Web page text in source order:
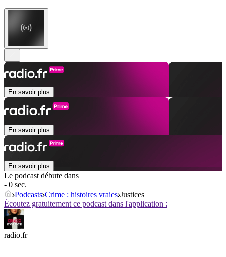
En savoir plus
En savoir plus
En savoir plus
Le podcast débute dans
- 0 sec.
Podcasts Crime : histoires vraies Justices
Écoutez gratuitement ce podcast dans l'application :
radio.fr